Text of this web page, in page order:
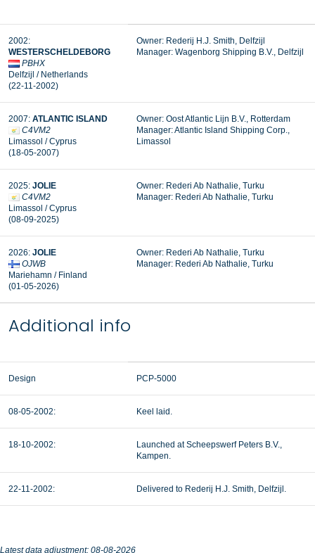
2002:
WESTERSCHELDEBORG
PBHX
Delfzijl / Netherlands
(22-11-2002)
Owner: Rederij H.J. Smith, Delfzijl
Manager: Wagenborg Shipping B.V., Delfzijl
2007: ATLANTIC ISLAND
C4VM2
Limassol / Cyprus
(18-05-2007)
Owner: Oost Atlantic Lijn B.V., Rotterdam
Manager: Atlantic Island Shipping Corp.,
Limassol
2025: JOLIE
C4VM2
Limassol / Cyprus
(08-09-2025)
Owner: Rederi Ab Nathalie, Turku
Manager: Rederi Ab Nathalie, Turku
2026: JOLIE
OJWB
Mariehamn / Finland
(01-05-2026)
Owner: Rederi Ab Nathalie, Turku
Manager: Rederi Ab Nathalie, Turku
Additional info
Design PCP-5000
08-05-2002: Keel laid.
18-10-2002:
Launched at Scheepswerf Peters B.V.,
Kampen.
22-11-2002: Delivered to Rederij H.J. Smith, Delfzijl.
Latest data adjustment: 08-08-2026